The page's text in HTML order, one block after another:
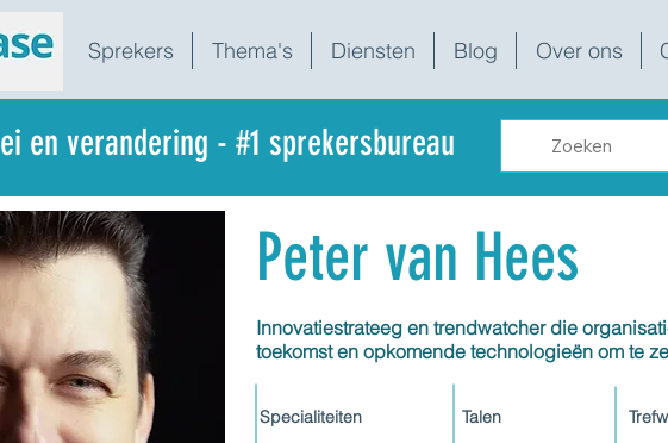
Sprekers Thema's Diensten Blog Over ons
Peter van Hees
Innovatiestrateeg en trendwatcher die
toekomst en opkomende technologieën om te
Specialiteiten Talen
en verandering - #1 sprekersbureau